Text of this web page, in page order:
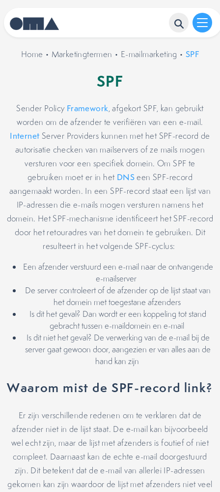
Home • Marketingtermen • E-mailmarketing •SPF
SPF
Sender Policy Framework, afgekort SPF, kan gebruikt
worden om de afzender te verifiëren van een e-mail.
Internet Server Providers kunnen met het SPF-record de
autorisatie checken van mailservers of ze mails mogen
versturen voor een specifiek domein. Om SPF te
gebruiken moet er in het DNSeen SPF-record
aangemaakt worden. In een SPF-record staat een lijst van
IP-adressen die e-mails mogen versturen namens het
domein. Het SPF-mechanisme identificeert het SPF-record
door het retouradres van het domein te gebruiken. Dit
resulteert in het volgende SPF-cyclus:
Een afzender verstuurd een e-mail naar de ontvangende
e-mailserver
De server controleert of de afzender op de lijst staat van
het domein met toegestane afzenders
Is dit het geval? Dan wordt er een koppeling tot stand
gebracht tussen e-maildomein en e-mail
Is dit niet het geval? De verwerking van de e-mail bij de
server gaat gewoon door, aangezien er van alles aan de
hand kan zijn
Waarom mist de SPF-record link?
Er zijn verschillende redenen om te verklaren dat de
afzender niet in de lijst staat. De e-mail kan bijvoorbeeld
wel echt zijn, maar de lijst met afzenders is foutief of niet
compleet. Daarnaast kan de echte e-mail doorgestuurd
zijn. Dit betekent dat de e-mail van allerlei IP-adressen
gekomen kan zijn waardoor de lijst met afzenders niet veel